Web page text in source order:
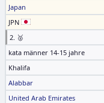
Japan
JPN
2. 🥈
kata männer 14-15 jahre
Khalifa
Alabbar
United Arab Emirates